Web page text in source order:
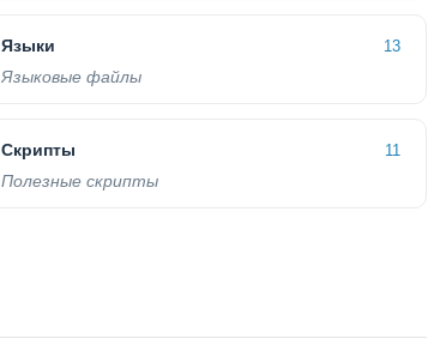
Языки 13
Языковые файлы
Скрипты 11
Полезные скрипты